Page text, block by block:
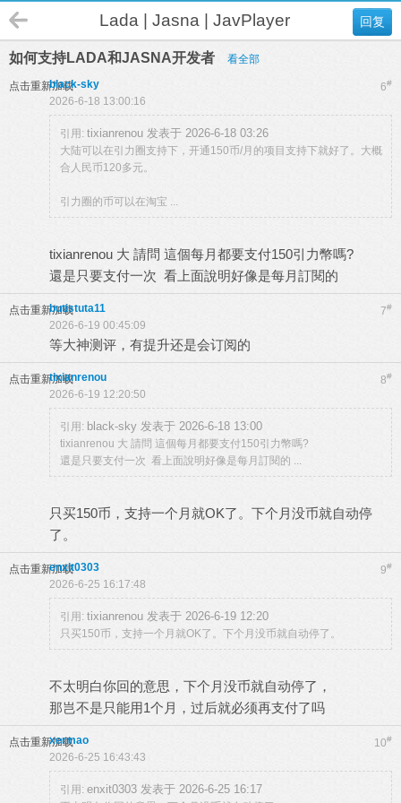
回复
Lada | Jasna | JavPlayer
如何支持LADA和JASNA开发者 看全部
点击重新加载 6#
black-sky
2026-6-18 13:00:16
引用: tixianrenou 发表于 2026-6-18 03:26
大陆可以在引力圈支持下，开通150币/月的项目支持下就好了。大概
合人民币120多元。
引力圈的币可以在淘宝 ...
tixianrenou 大 請問 這個每月都要支付150引力幣嗎?
還是只要支付一次 看上面說明好像是每月訂閱的
点击重新加载 7#
butistuta11
2026-6-19 00:45:09
等大神测评，有提升还是会订阅的
点击重新加载 8#
tixianrenou
2026-6-19 12:20:50
引用: black-sky 发表于 2026-6-18 13:00
tixianrenou 大 請問 這個每月都要支付150引力幣嗎?
還是只要支付一次 看上面說明好像是每月訂閱的 ...
只买150币，支持一个月就OK了。下个月没币就自动停
了。
点击重新加载 9#
enxit0303
2026-6-25 16:17:48
引用: tixianrenou 发表于 2026-6-19 12:20
只买150币，支持一个月就OK了。下个月没币就自动停了。
不太明白你回的意思，下个月没币就自动停了，
那岂不是只能用1个月，过后就必须再支付了吗
点击重新加载 10#
xermao
2026-6-25 16:43:43
引用: enxit0303 发表于 2026-6-25 16:17